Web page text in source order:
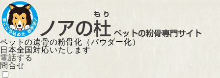
ペットの遺骨の粉骨化（パウダー化）
日本全国対応いたします
電話する
問合せ